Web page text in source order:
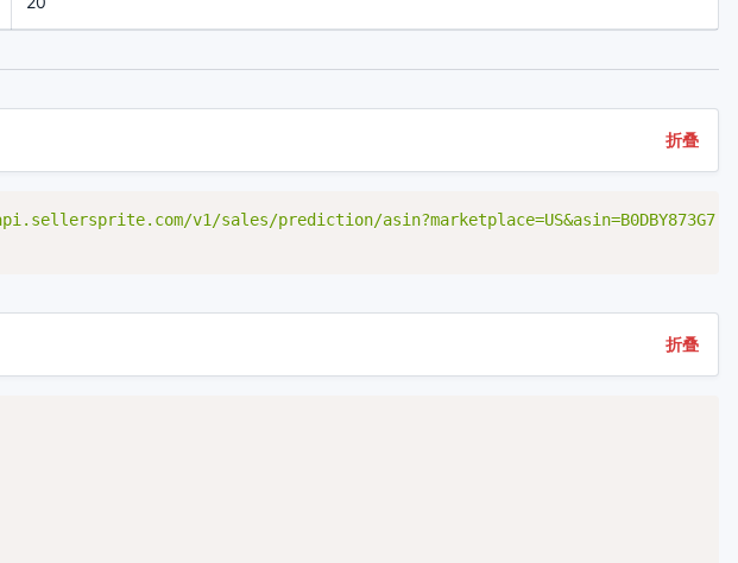
折叠
v1/sales/prediction/asin?marketplace=US&asin=B0DBY873G7'
折叠